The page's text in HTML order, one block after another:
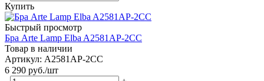
Купить
Быстрый просмотр
Бра Arte Lamp Elba A2581AP-2CC
Товар в наличии
Артикул: A2581AP-2CC
6 290 руб./шт